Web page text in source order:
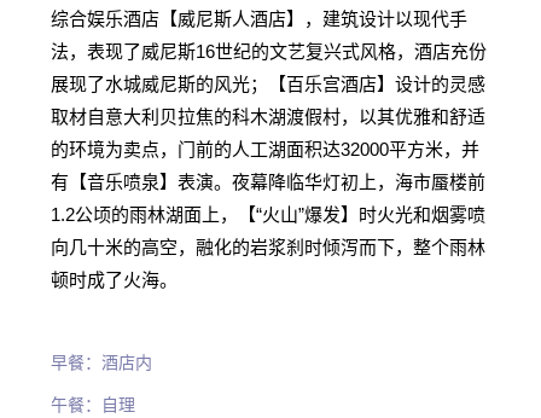
综合娱乐酒店【威尼斯人酒店】，建筑设计以现代手
法，表现了威尼斯16世纪的文艺复兴式风格，酒店充份
展现了水城威尼斯的风光；【百乐宫酒店】设计的灵感
取材自意大利贝拉焦的科木湖渡假村，以其优雅和舒适
的环境为卖点，门前的人工湖面积达32000平方米，并
有【音乐喷泉】表演。夜幕降临华灯初上，海市蜃楼前
1.2公顷的雨林湖面上，【“火山”爆发】时火光和烟雾喷
向几十米的高空，融化的岩浆刹时倾泻而下，整个雨林
顿时成了火海。
早餐：酒店内
午餐：自理